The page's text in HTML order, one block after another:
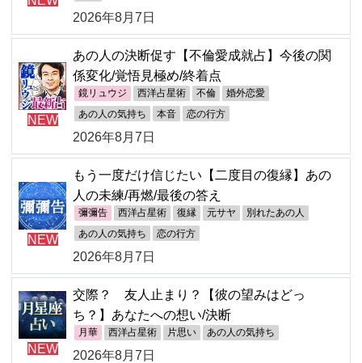
2026年8月7日
NEW
あの人の決断促す【不倫愛成就占】今後の関
係変化/覚悟見極め/終着点
鏡リュウジ 西洋占星術 不倫 婚外恋愛
あの人の気持ち 本音 恋の行方
2026年8月7日
NEW
もう一度だけ信じたい【二度目の復縁】あの
人の未練/再燃/最後の答え
彌彌告 西洋占星術 復縁 元サヤ 別れたあの人
あの人の気持ち 恋の行方
2026年8月7日
NEW
交際？ 友人止まり？【彼の望みはどっ
ち？】あなたへの想い/決断
月華 西洋占星術 片思い あの人の気持ち
2026年8月7日